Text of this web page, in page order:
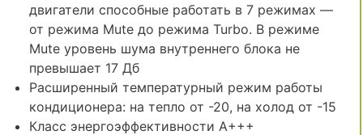
двигатели способные работать в 7 режимах —
от режима Mute до режима Turbo. В режиме
Mute уровень шума внутреннего блока не
превышает 17 Дб
Расширенный температурный режим работы
кондиционера: на тепло от -20, на холод от -15
Класс энергоэффективности А+++